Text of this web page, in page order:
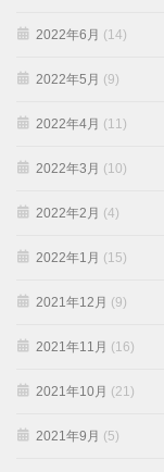
2022年6月 (14)
2022年5月 (9)
2022年4月 (11)
2022年3月 (10)
2022年2月 (4)
2022年1月 (15)
2021年12月 (9)
2021年11月 (16)
2021年10月 (21)
2021年9月 (5)